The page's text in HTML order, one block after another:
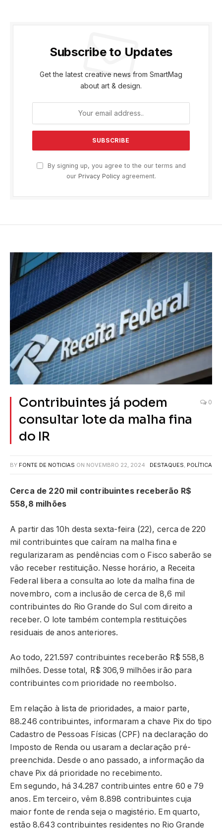
Subscribe to Updates
Get the latest creative news from SmartMag
about art & design.
By signing up, you agree to the our terms and
our Privacy Policyagreement.
Contribuintes já podem
consultar lote da malha fina
do IR
0
BY FONTE DE NOTICIAS ON NOVEMBRO 22, 2024 DESTAQUES, POLÍTICA
Cerca de 220 mil contribuintes receberão R$
558,8 milhões
A partir das 10h desta sexta-feira (22), cerca de 220
mil contribuintes que caíram na malha fina e
regularizaram as pendências com o Fisco saberão se
vão receber restituição. Nesse horário, a Receita
Federal libera a consulta ao lote da malha fina de
novembro, com a inclusão de cerca de 8,6 mil
contribuintes do Rio Grande do Sul com direito a
receber. O lote também contempla restituições
residuais de anos anteriores.
Ao todo, 221.597 contribuintes receberão R$ 558,8
milhões. Desse total, R$ 306,9 milhões irão para
contribuintes com prioridade no reembolso.
Em relação à lista de prioridades, a maior parte,
88.246 contribuintes, informaram a chave Pix do tipo
Cadastro de Pessoas Físicas (CPF) na declaração do
Imposto de Renda ou usaram a declaração pré-
preenchida. Desde o ano passado, a informação da
chave Pix dá prioridade no recebimento.
Em segundo, há 34.287 contribuintes entre 60 e 79
anos. Em terceiro, vêm 8.898 contribuintes cuja
maior fonte de renda seja o magistério. Em quarto,
estão 8.643 contribuintes residentes no Rio Grande